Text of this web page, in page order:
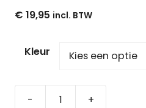
€ 19,95
Kleur
- +